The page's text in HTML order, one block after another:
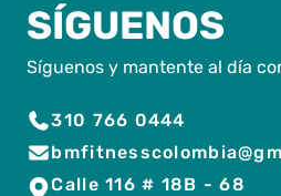
SÍGUENOS
Síguenos y mantente al día
310 766 0444
Calle 116 # 18B - 68